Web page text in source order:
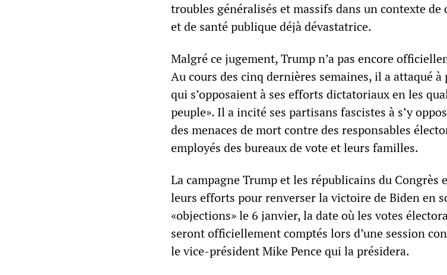
troubles généralisés et massifs dans un contexte
et de santé publique déjà dévastatrice.
Malgré ce jugement, Trump n’a pas encore
Au cours des cinq dernières semaines, il a attaqué
qui s’opposaient à ses efforts dictatoriaux en les
peuple». Il a incité ses partisans fascistes à s’y
des menaces de mort contre des responsables
employés des bureaux de vote et leurs familles.
La campagne Trump et les républicains du Congrès
leurs efforts pour renverser la victoire de Biden en
«objections» le 6 janvier, la date où les votes
seront officiellement comptés lors d’une session
le vice-président Mike Pence qui la présidera.